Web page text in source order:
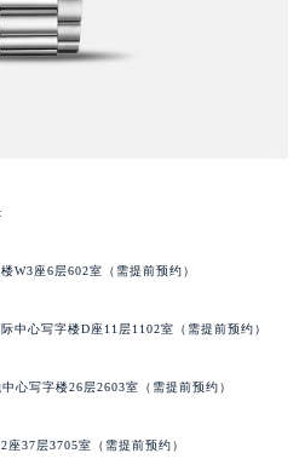
W3座6层602室（需提前预约）
中心写字楼D座11层1102室（需提前预约）
心写字楼26层2603室（需提前预约）
座37层3705室（需提前预约）